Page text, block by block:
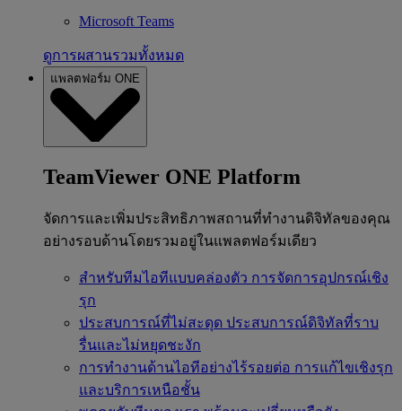
Microsoft Teams
ดูการผสานรวมทั้งหมด
แพลตฟอร์ม ONE
TeamViewer ONE Platform
จัดการและเพิ่มประสิทธิภาพสถานที่ทำงานดิจิทัลของคุณ
อย่างรอบด้านโดยรวมอยู่ในแพลตฟอร์มเดียว
สำหรับทีมไอทีแบบคล่องตัว การจัดการอุปกรณ์เชิง
รุก
ประสบการณ์ที่ไม่สะดุด ประสบการณ์ดิจิทัลที่ราบ
รื่นและไม่หยุดชะงัก
การทำงานด้านไอทีอย่างไร้รอยต่อ การแก้ไขเชิงรุก
และบริการเหนือชั้น